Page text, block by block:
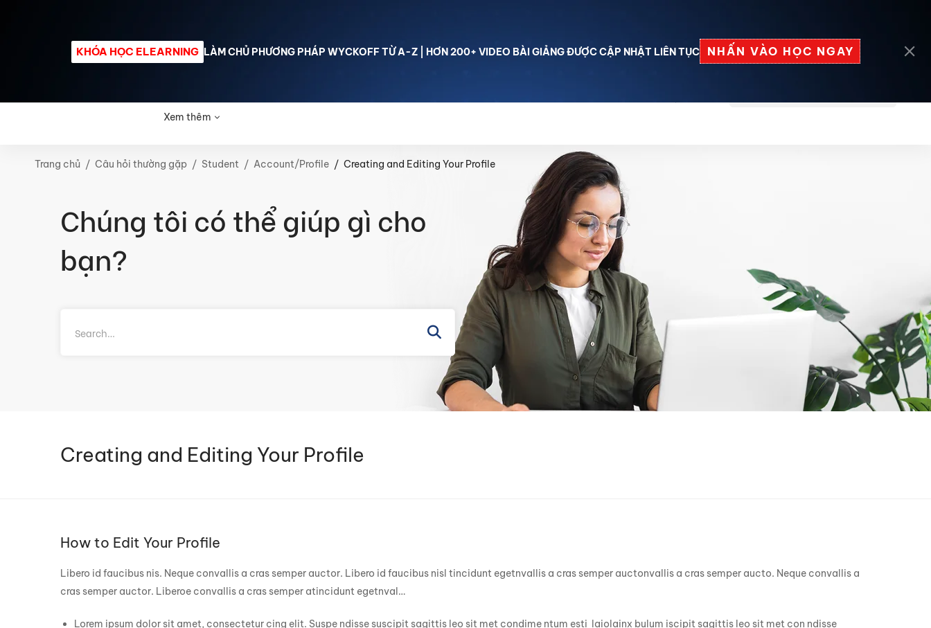
Trang chủ Khoá học Phương pháp Wyckoff Thư viện
Xem thêm
Trang chủ Câu hỏi thường gặp Student Account/Profile Creating and Editing Your Profile
Chúng tôi có thể giúp gì cho
bạn?
Creating and Editing Your Profile
How to Edit Your Profile
Libero id faucibus nis. Neque convallis a cras semper auctor. Libero id faucibus nisl tincidunt egetnvallis a cras semper auctonvallis a cras semper aucto. Neque convallis a
cras semper auctor. Liberoe convallis a cras semper atincidunt egetnval…
Lorem ipsum dolor sit amet, consectetur cing elit. Suspe ndisse suscipit sagittis leo sit met condime ntum esti laiolainx bulum iscipit sagittis leo sit met con ndisse
KHÓA HỌC ELEARNING LÀM CHỦ PHƯƠNG PHÁP WYCKOFF TỪ A-Z | HƠN 200+ VIDEO BÀI GIẢNG ĐƯỢC CẬP NHẬT LIÊN TỤC NHẤN VÀO HỌC NGAY